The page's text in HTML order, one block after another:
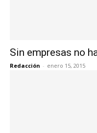
Sin empresas no
Redacción - enero 15, 2015